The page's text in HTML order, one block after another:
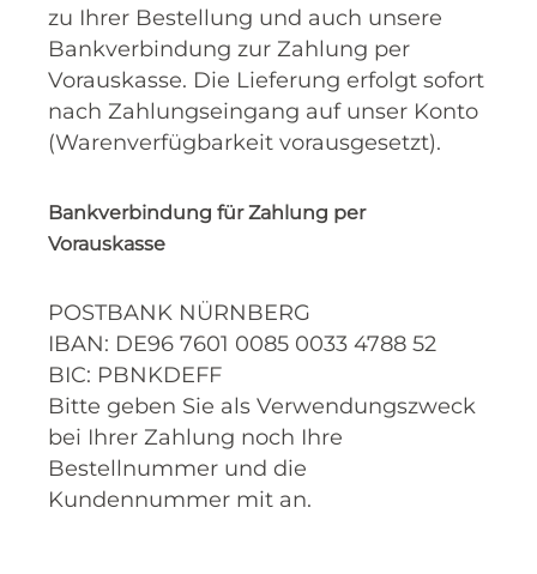
zu Ihrer Bestellung und auch unsere
Bankverbindung zur Zahlung per
Vorauskasse. Die Lieferung erfolgt sofort
nach Zahlungseingang auf unser Konto
(Warenverfügbarkeit vorausgesetzt).
Bankverbindung für Zahlung per
Vorauskasse
POSTBANK NÜRNBERG
IBAN: DE96 7601 0085 0033 4788 52
BIC: PBNKDEFF
Bitte geben Sie als Verwendungszweck
bei Ihrer Zahlung noch Ihre
Bestellnummer und die
Kundennummer mit an.